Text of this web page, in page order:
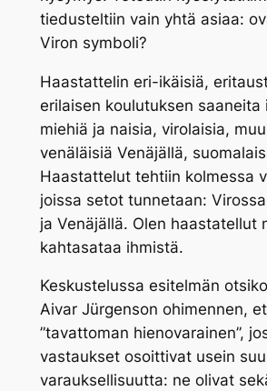
tiedusteltiin vain yhtä asiaa:
Viron symboli?
Haastattelin eri-ikäisiä,
erilaisen koulutuksen saaneita
miehiä ja naisia, virolaisia,
venäläisiä Venäjällä,
Haastattelut tehtiin kolmessa
joissa setot tunnetaan:
ja Venäjällä. Olen haastatellut
kahtasataa ihmistä.
Keskustelussa esitelmän
Aivar Jürgenson ohimennen,
”tavattoman hienovarainen”,
vastaukset osoittivat usein
varauksellisuutta: ne olivat